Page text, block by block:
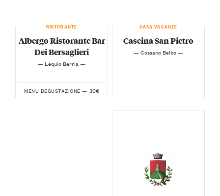
RISTORANTE
Albergo Ristorante Bar
Dei Bersaglieri
— Lequio Berria —
MENU DEGUSTAZIONE — 30€
CASA VACANZE
Cascina San Pietro
— Cossano Belbo —